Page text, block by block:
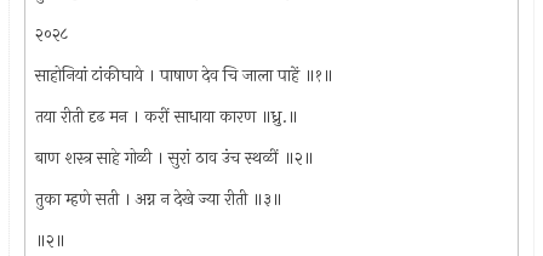
२०२८
साहोनियां टांकीघाये । पाषाण देव चि जाला पाहें ॥१॥
तया रीती दृढ मन । करीं साधाया कारण ॥ध्रु.॥
बाण शस्त्र साहे गोळी । सुरां ठाव उंच स्थळीं ॥२॥
तुका म्हणे सती । अग्न न देखे ज्या रीती ॥३॥
॥२॥